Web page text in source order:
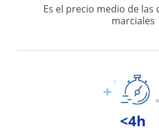
Es el precio medio de las
marciales
<4h